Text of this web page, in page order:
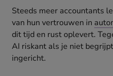
Steeds meer accountants
van hun vertrouwen in
dit tijd en rust oplevert.
AI riskant als je niet
ingericht.